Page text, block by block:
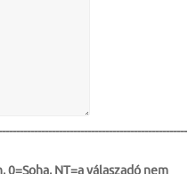
NT=a válaszadó nem